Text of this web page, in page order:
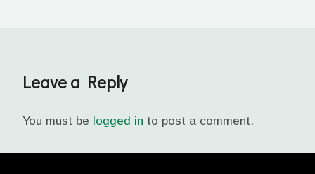
Leave a Reply
You must be logged in to post a comment.